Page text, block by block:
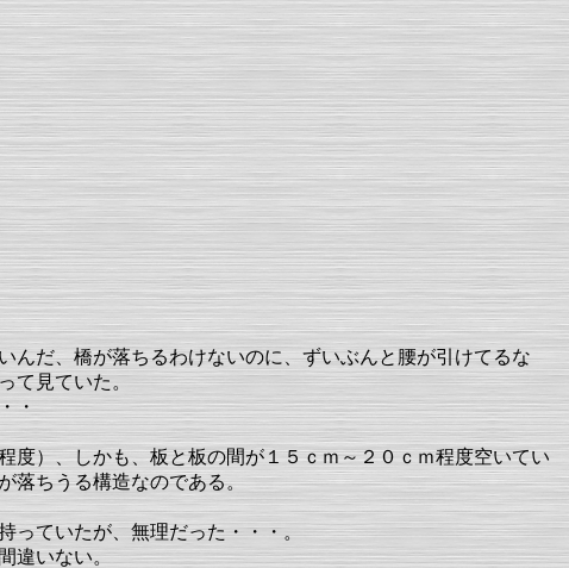
んだ、橋が落ちるわけないのに、ずいぶんと腰が引けてるな
て見ていた。
・
度）、しかも、板と板の間が１５ｃｍ～２０ｃｍ程度空いてい
落ちうる構造なのである。
っていたが、無理だった・・・。
違いない。